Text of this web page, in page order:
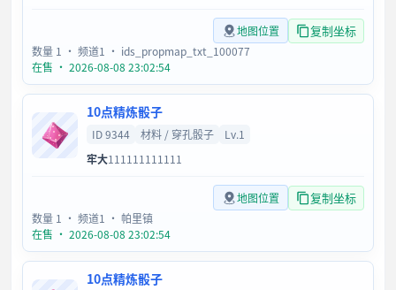
地图位置 复制坐标
数量 1 · 频道1 · ids_propmap_txt_100077
在售 · 2026-08-08 23:02:54
10点精炼骰子
ID 9344 材料 / 穿孔骰子
Lv.1
牢大111111111111
地图位置 复制坐标
数量 1 · 频道1 · 帕里镇
在售 · 2026-08-08 23:02:54
10点精炼骰子